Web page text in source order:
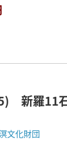
新羅11
文化財団